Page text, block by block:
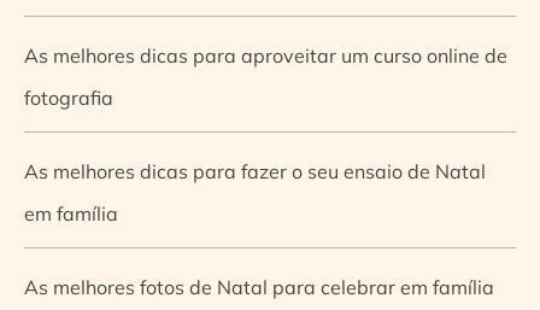
As melhores dicas para aproveitar um curso online de
fotografia
As melhores dicas para fazer o seu ensaio de Natal
em família
As melhores fotos de Natal para celebrar em família